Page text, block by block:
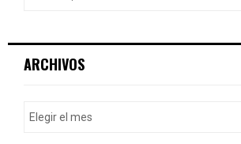
h
ARCHIVOS